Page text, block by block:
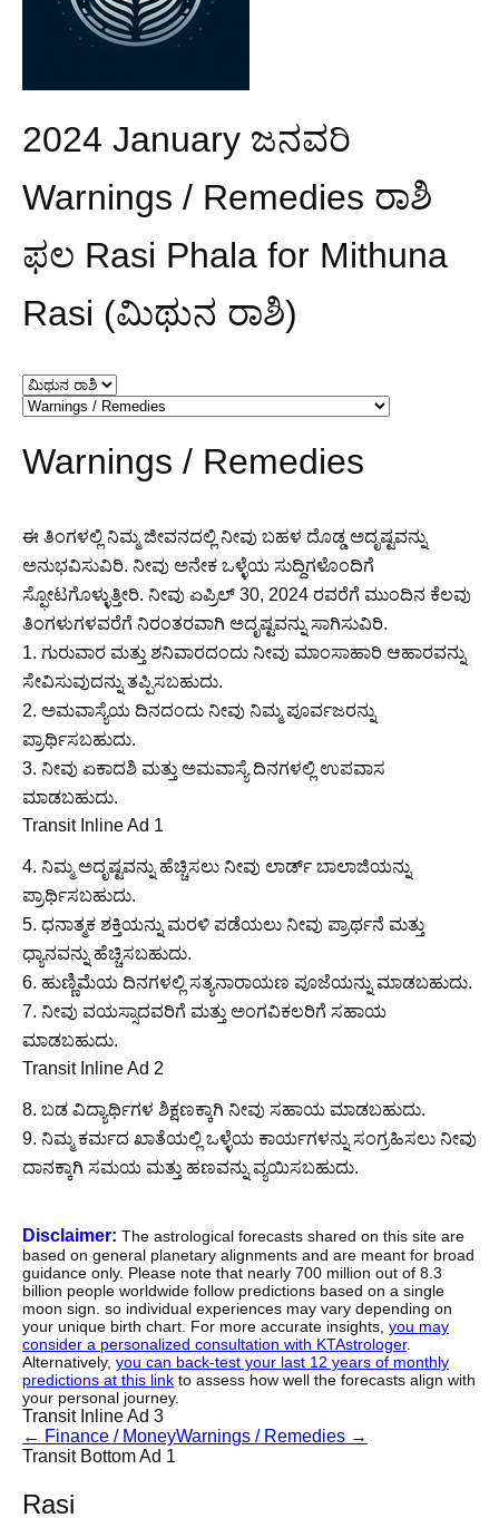
2024 January ಜನವರಿ
Warnings / Remedies ರಾಶಿ
ಫಲ Rasi Phala for Mithuna
Rasi (ಮಿಥುನ ರಾಶಿ)
Warnings / Remedies
ಈ ತಿಂಗಳಲ್ಲಿ ನಿಮ್ಮ ಜೀವನದಲ್ಲಿ ನೀವು ಬಹಳ ದೊಡ್ಡ ಅದೃಷ್ಟವನ್ನು
ಅನುಭವಿಸುವಿರಿ. ನೀವು ಅನೇಕ ಒಳ್ಳೆಯ ಸುದ್ದಿಗಳೊಂದಿಗೆ
ಸ್ಫೋಟಗೊಳ್ಳುತ್ತೀರಿ. ನೀವು ಏಪ್ರಿಲ್ 30, 2024 ರವರೆಗೆ ಮುಂದಿನ ಕೆಲವು
ತಿಂಗಳುಗಳವರೆಗೆ ನಿರಂತರವಾಗಿ ಅದೃಷ್ಟವನ್ನು ಸಾಗಿಸುವಿರಿ.
1. ಗುರುವಾರ ಮತ್ತು ಶನಿವಾರದಂದು ನೀವು ಮಾಂಸಾಹಾರಿ ಆಹಾರವನ್ನು
ಸೇವಿಸುವುದನ್ನು ತಪ್ಪಿಸಬಹುದು.
2. ಅಮವಾಸ್ಯೆಯ ದಿನದಂದು ನೀವು ನಿಮ್ಮ ಪೂರ್ವಜರನ್ನು
ಪ್ರಾರ್ಥಿಸಬಹುದು.
3. ನೀವು ಏಕಾದಶಿ ಮತ್ತು ಅಮವಾಸ್ಯೆ ದಿನಗಳಲ್ಲಿ ಉಪವಾಸ
ಮಾಡಬಹುದು.
Transit Inline Ad 1
4. ನಿಮ್ಮ ಅದೃಷ್ಟವನ್ನು ಹೆಚ್ಚಿಸಲು ನೀವು ಲಾರ್ಡ್ ಬಾಲಾಜಿಯನ್ನು
ಪ್ರಾರ್ಥಿಸಬಹುದು.
5. ಧನಾತ್ಮಕ ಶಕ್ತಿಯನ್ನು ಮರಳಿ ಪಡೆಯಲು ನೀವು ಪ್ರಾರ್ಥನೆ ಮತ್ತು
ಧ್ಯಾನವನ್ನು ಹೆಚ್ಚಿಸಬಹುದು.
6. ಹುಣ್ಣಿಮೆಯ ದಿನಗಳಲ್ಲಿ ಸತ್ಯನಾರಾಯಣ ಪೂಜೆಯನ್ನು ಮಾಡಬಹುದು.
7. ನೀವು ವಯಸ್ಸಾದವರಿಗೆ ಮತ್ತು ಅಂಗವಿಕಲರಿಗೆ ಸಹಾಯ
ಮಾಡಬಹುದು.
Transit Inline Ad 2
8. ಬಡ ವಿದ್ಯಾರ್ಥಿಗಳ ಶಿಕ್ಷಣಕ್ಕಾಗಿ ನೀವು ಸಹಾಯ ಮಾಡಬಹುದು.
9. ನಿಮ್ಮ ಕರ್ಮದ ಖಾತೆಯಲ್ಲಿ ಒಳ್ಳೆಯ ಕಾರ್ಯಗಳನ್ನು ಸಂಗ್ರಹಿಸಲು ನೀವು
ದಾನಕ್ಕಾಗಿ ಸಮಯ ಮತ್ತು ಹಣವನ್ನು ವ್ಯಯಿಸಬಹುದು.
Disclaimer: The astrological forecasts shared on this site are
based on general planetary alignments and are meant for broad
guidance only. Please note that nearly 700 million out of 8.3
billion people worldwide follow predictions based on a single
moon sign. so individual experiences may vary depending on
your unique birth chart. For more accurate insights, you may
consider a personalized consultation with KTAstrologer.
Alternatively, you can back-test your last 12 years of monthly
predictions at this link to assess how well the forecasts align with
your personal journey.
Transit Inline Ad 3
← Finance / MoneyWarnings / Remedies →
Transit Bottom Ad 1
Rasi